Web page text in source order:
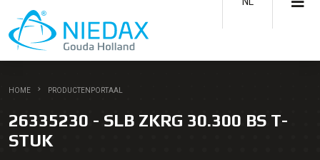
HOME PRODUCTENPORTAAL
26335230 - SLB ZKRG 30.300 BS T-
STUK